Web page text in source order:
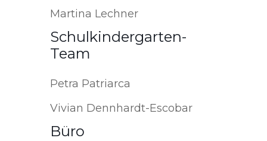
Martina Lechner
Schulkindergarten-
Team
Petra Patriarca
Vivian Dennhardt-Escobar
Büro